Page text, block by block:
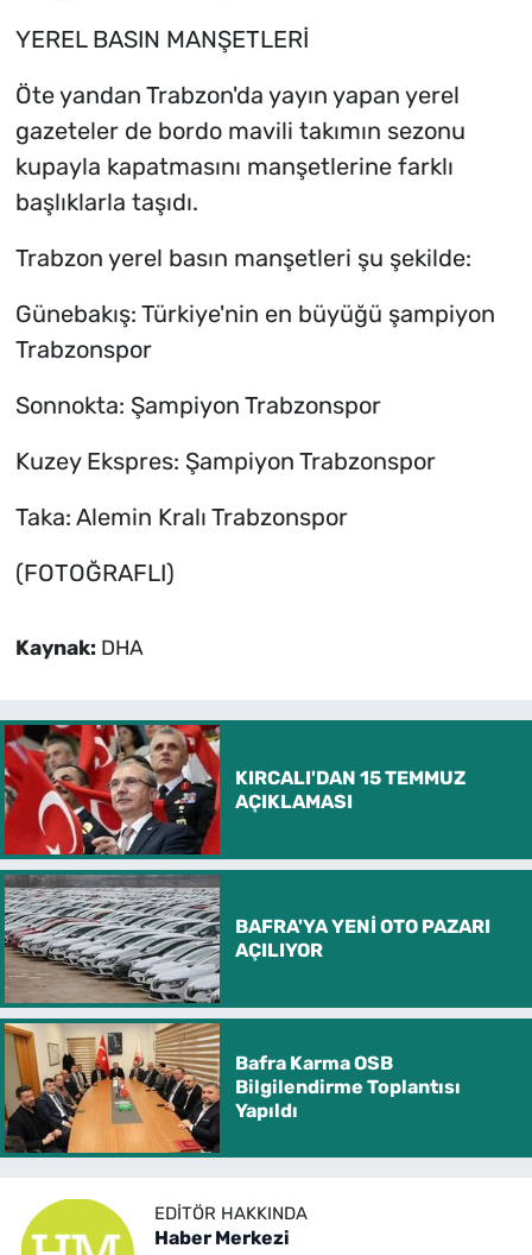
YEREL BASIN MANŞETLERİ
Öte yandan Trabzon'da yayın yapan yerel
gazeteler de bordo mavili takımın sezonu
kupayla kapatmasını manşetlerine farklı
başlıklarla taşıdı.
Trabzon yerel basın manşetleri şu şekilde:
Günebakış: Türkiye'nin en büyüğü şampiyon
Trabzonspor
Sonnokta: Şampiyon Trabzonspor
Kuzey Ekspres: Şampiyon Trabzonspor
Taka: Alemin Kralı Trabzonspor
(FOTOĞRAFLI)
Kaynak: DHA
KIRCALI'DAN 15 TEMMUZ
AÇIKLAMASI
BAFRA'YA YENİ OTO PAZARI
AÇILIYOR
Bafra Karma OSB
Bilgilendirme Toplantısı
Yapıldı
EDITÖR HAKKINDA
Haber Merkezi